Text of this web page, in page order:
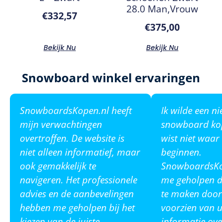
€332,57
Bekijk Nu
28.0 Man,Vrouw
€375,00
Bekijk Nu
Snowboard winkel ervaringen
SnowboardsKopen.nl heeft
mijn verwachtingen
overtroffen. De website is
niet alleen informatief, maar
ook gemakkelijk te
navigeren. Het professionele
advies en de aanbevelingen
hebben me geholpen bij het
Ik wilde een
snowboard
wist niet waar
beginnen.
me geholpen
te maken
voorzien van